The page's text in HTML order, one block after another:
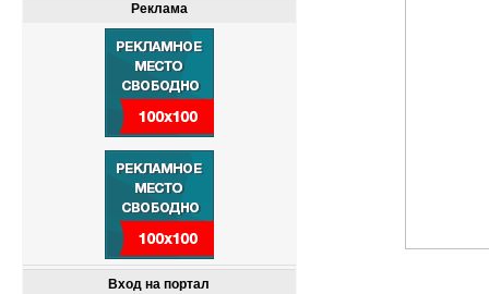
Реклама
Вход на портал